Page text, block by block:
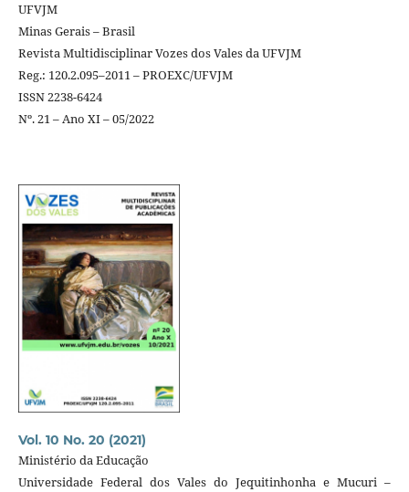
UFVJM
Minas Gerais – Brasil
Revista Multidisciplinar Vozes dos Vales da UFVJM
Reg.: 120.2.095–2011 – PROEXC/UFVJM
ISSN 2238-6424
Nº. 21 – Ano XI – 05/2022
Vol. 10 No. 20 (2021)
Ministério da Educação
Universidade Federal dos Vales do Jequitinhonha e Mucuri –